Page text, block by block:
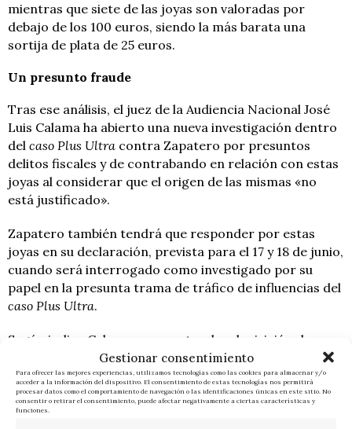
Gestionar consentimiento
Para ofrecer las mejores experiencias, utilizamos tecnologías como las cookies para almacenar y/o
acceder a la información del dispositivo. El consentimiento de estas tecnologías nos permitirá
procesar datos como el comportamiento de navegación o las identificaciones únicas en este sitio. No
consentir o retirar el consentimiento, puede afectar negativamente a ciertas características y
funciones.
mientras que siete de las joyas son valoradas por
debajo de los 100 euros, siendo la más barata una
sortija de plata de 25 euros.
Un presunto fraude
Tras ese análisis, el juez de la Audiencia Nacional José
Luis Calama ha abierto una nueva investigación dentro
del caso Plus Ultra contra Zapatero por presuntos
delitos fiscales y de contrabando en relación con estas
joyas al considerar que el origen de las mismas «no
está justificado».
Zapatero también tendrá que responder por estas
joyas en su declaración, prevista para el 17 y 18 de junio,
cuando será interrogado como investigado por su
papel en la presunta trama de tráfico de influencias del
caso Plus Ultra.
Según indica Calama en un auto, «la adquisición de
joyas del valor indicado genera necesariamente
obligaciones fiscales, ya sea en concepto de IVA,
Impuesto sobre Transmisiones Patrimoniales,
Impuesto sobre Sucesiones y Donaciones, e IRPF, según